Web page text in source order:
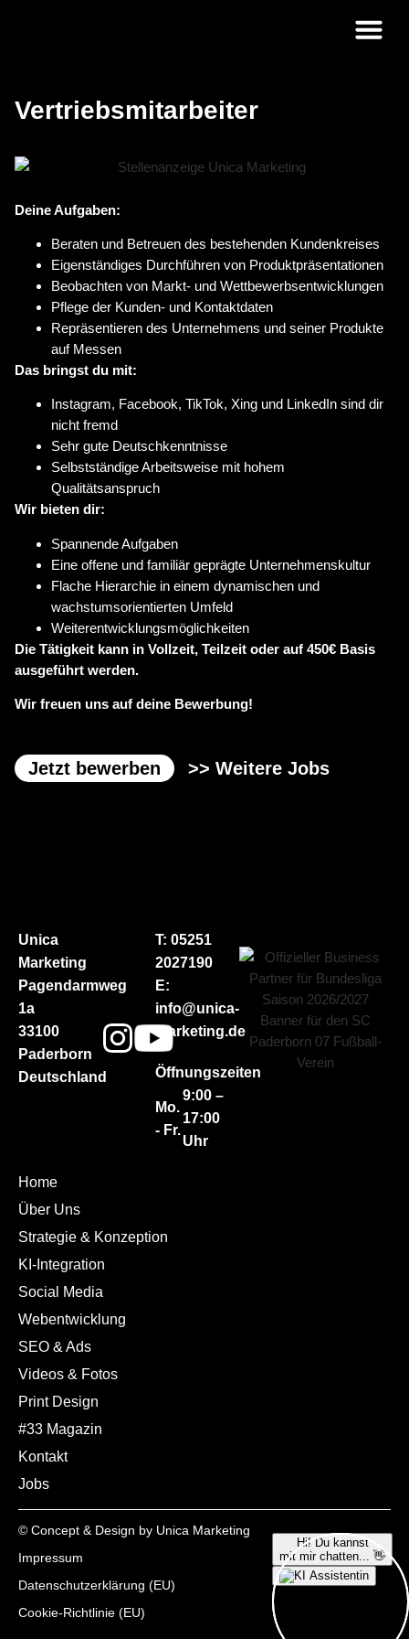
Vertriebsmitarbeiter
Deine Aufgaben:
Beraten und Betreuen des bestehenden Kundenkreises
Eigenständiges Durchführen von Produktpräsentationen
Beobachten von Markt- und Wettbewerbsentwicklungen
Pflege der Kunden- und Kontaktdaten
Repräsentieren des Unternehmens und seiner Produkte
auf Messen
Das bringst du mit:
Instagram, Facebook, TikTok, Xing und LinkedIn sind dir
nicht fremd
Sehr gute Deutschkenntnisse
Selbstständige Arbeitsweise mit hohem
Qualitätsanspruch
Wir bieten dir:
Spannende Aufgaben
Eine offene und familiär geprägte Unternehmenskultur
Flache Hierarchie in einem dynamischen und
wachstumsorientierten Umfeld
Weiterentwicklungsmöglichkeiten
Die Tätigkeit kann in Vollzeit, Teilzeit oder auf 450€ Basis
ausgeführt werden.
Wir freuen uns auf deine Bewerbung!
Jetzt bewerben >> Weitere Jobs
Unica
Marketing
Pagendarmweg
1a
33100
Paderborn
Deutschland
T: 05251
2027190
E:
info@unica-
marketing.de
Öffnungszeiten
Mo.
- Fr.
9:00 –
17:00
Uhr
Home
Über Uns
Strategie & Konzeption
KI-Integration
Social Media
Webentwicklung
SEO & Ads
Videos & Fotos
Print Design
#33 Magazin
Kontakt
Jobs
© Concept & Design by Unica Marketing
Impressum
Datenschutzerklärung (EU)
Cookie-Richtlinie (EU)